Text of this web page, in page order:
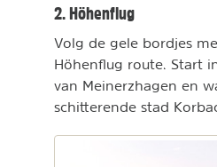
2. Höhenflug
Volg de gele bordjes
Höhenflug route. Start
van Meinerzhagen en
schitterende stad